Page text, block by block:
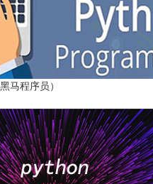
马程序员）